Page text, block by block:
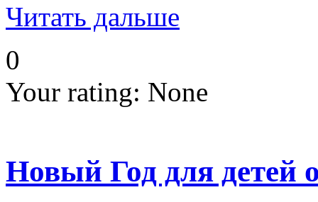
Читать дальше
0
Your rating: None
Новый Год для детей